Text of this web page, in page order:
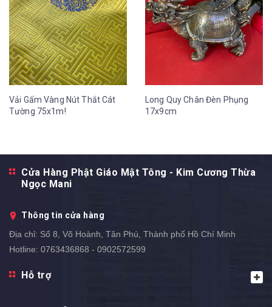
Vải Gấm Vàng Nút Thắt Cát
Tường 75x1m!
Long Quy Chân Đèn Phụng
17x9cm
Cửa Hàng Phật Giáo Mật Tông - Kim Cương Thừa
Ngọc Mani
Thông tin cửa hàng
Địa chỉ: Số 8, Võ Hoành, Tân Phú, Thành phố Hồ Chí Minh
Hotline: 0763436868 - 0902572599
Hỗ trợ